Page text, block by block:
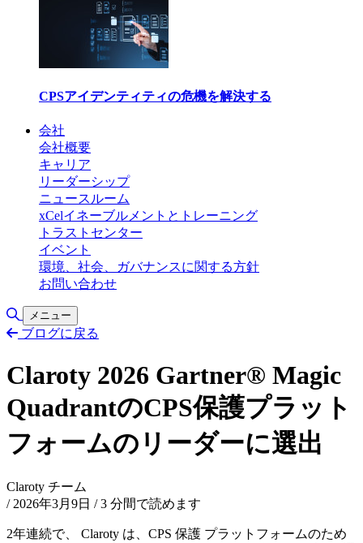
CPSアイデンティティの危機を解決する
会社
会社概要
キャリア
リーダーシップ
ニュースルーム
xCelイネーブルメントとトレーニング
トラストセンター
イベント
環境、社会、ガバナンスに関する方針
お問い合わせ
検索の切り替え
メニュー
ブログに戻る
Claroty 2026 Gartner® Magic
QuadrantのCPS保護プラット
フォームのリーダーに選出
Claroty チーム
/ 2026年3月9日 /3 分間で読めます
2年連続で、 Claroty は、CPS 保護 プラットフォームのため